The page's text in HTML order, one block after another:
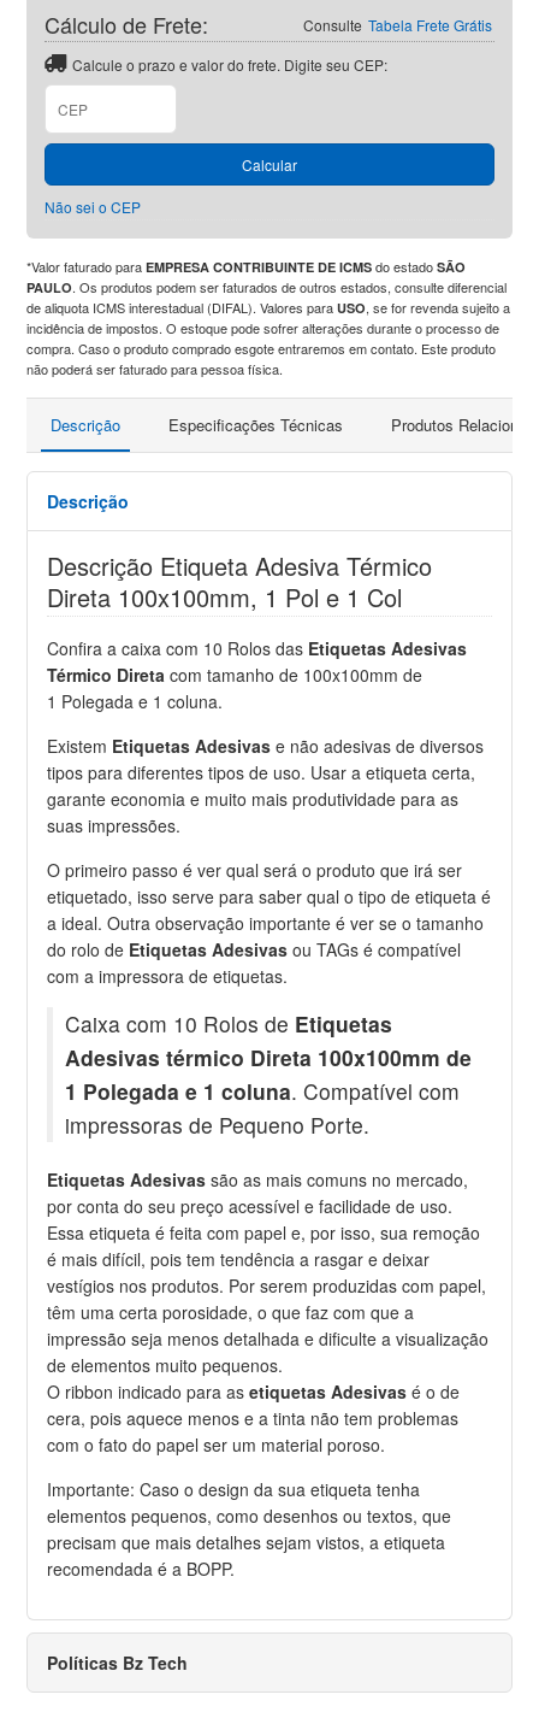
Consulte Tabela Frete Grátis
Cálculo de Frete:
Calcule o prazo e valor do frete. Digite seu CEP:
Calcular
Não sei o CEP
*Valor faturado paraEMPRESA CONTRIBUINTE DE ICMS do estadoSÃO
PAULO. Os produtos podem ser faturados de outros estados, consulte diferencial
de aliquota ICMS interestadual (DIFAL). Valores paraUSO, se for revenda sujeito a
incidência de impostos. O estoque pode sofrer alterações durante o processo de
compra. Caso o produto comprado esgote entraremos em contato. Este produto
não poderá ser faturado para pessoa física.
Descrição Especificações Técnicas Produtos
Descrição
Descrição Etiqueta Adesiva Térmico
Direta 100x100mm, 1 Pol e 1 Col
Confira a caixa com 10 Rolos das Etiquetas Adesivas
Térmico Direta com tamanho de 100x100mm de
1 Polegada e 1 coluna.
Existem Etiquetas Adesivas e não adesivas de diversos
tipos para diferentes tipos de uso. Usar a etiqueta certa,
garante economia e muito mais produtividade para as
suas impressões.
O primeiro passo é ver qual será o produto que irá ser
etiquetado, isso serve para saber qual o tipo de etiqueta é
a ideal. Outra observação importante é ver se o tamanho
do rolo de Etiquetas Adesivas ou TAGs é compatível
com a impressora de etiquetas.
Caixa com 10 Rolos de Etiquetas
Adesivas térmico Direta 100x100mm de
1 Polegada e 1 coluna. Compatível com
impressoras de Pequeno Porte.
Etiquetas Adesivassão as mais comuns no mercado,
por conta do seu preço acessível e facilidade de uso.
Essa etiqueta é feita com papel e, por isso, sua remoção
é mais difícil, pois tem tendência a rasgar e deixar
vestígios nos produtos. Por serem produzidas com papel,
têm uma certa porosidade, o que faz com que a
impressão seja menos detalhada e dificulte a visualização
de elementos muito pequenos.
O ribbon indicado para as etiquetas Adesivasé o de
cera, pois aquece menos e a tinta não tem problemas
com o fato do papel ser um material poroso.
Importante: Caso o design da sua etiqueta tenha
elementos pequenos, como desenhos ou textos, que
precisam que mais detalhes sejam vistos, a etiqueta
recomendada é a BOPP.
Políticas Bz Tech